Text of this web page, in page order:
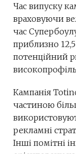
Час випуску
враховуючи
час
приблизно
потенційний
Кампанія
частиною
рекламні
Інші помітні